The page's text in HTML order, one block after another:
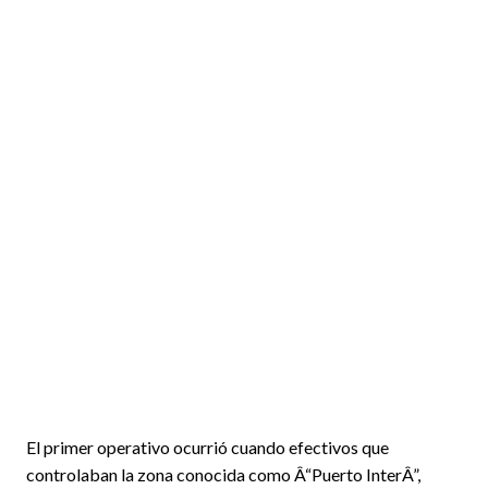
El primer operativo ocurrió cuando efectivos que
controlaban la zona conocida como Â“Puerto InterÂ”,